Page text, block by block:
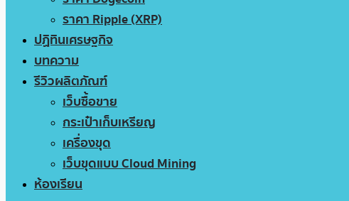
ราคา Ripple (XRP)
ปฏิทินเศรษฐกิจ
บทความ
รีวิวผลิตภัณฑ์
เว็บซื้อขาย
กระเป๋าเก็บเหรียญ
เครื่องขุด
เว็บขุดแบบ Cloud Mining
ห้องเรียน